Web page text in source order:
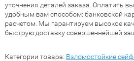
уточнения деталей заказа. Оплатить
удобным вам способом: банковской
расчетом. Мы гарантируем высокое
быструю доставку совершеннейшей
Категории товара: Взломостойкие